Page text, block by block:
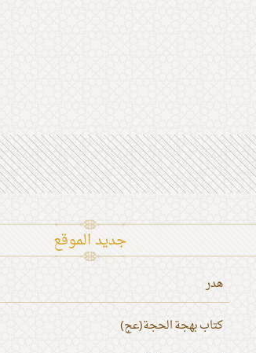
جديد الموقع
هدر
كتاب بهجة الحجة(عج)